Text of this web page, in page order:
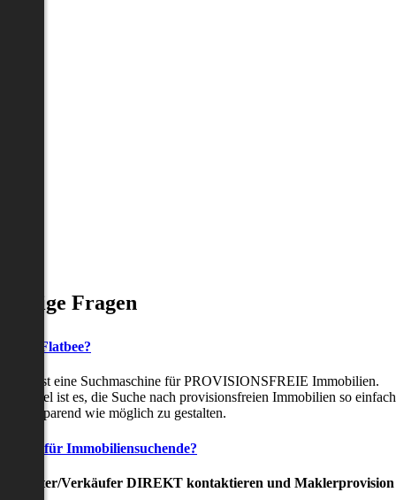
Fragen
ist Flatbee?
ist eine Suchmaschine für PROVISIONSFREIE Immobilien.
Ziel ist es, die Suche nach provisionsfreien Immobilien so einfach
zeitsparend wie möglich zu gestalten.
für Immobiliensuchende?
Verkäufer DIREKT kontaktieren und Maklerprovision